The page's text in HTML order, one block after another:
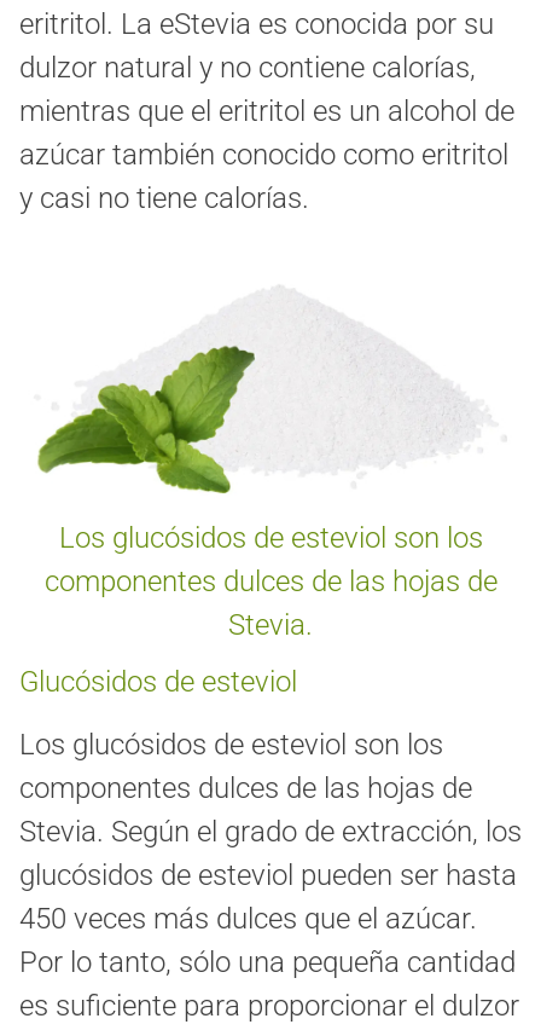
eritritol. La eStevia es conocida por su
dulzor natural y no contiene calorías,
mientras que el eritritol es un alcohol de
azúcar también conocido como eritritol
y casi no tiene calorías.
Los glucósidos de esteviol son los
componentes dulces de las hojas de
Stevia.
Glucósidos de esteviol
Los glucósidos de esteviol son los
componentes dulces de las hojas de
Stevia. Según el grado de extracción, los
glucósidos de esteviol pueden ser hasta
450 veces más dulces que el azúcar.
Por lo tanto, sólo una pequeña cantidad
es suficiente para proporcionar el dulzor